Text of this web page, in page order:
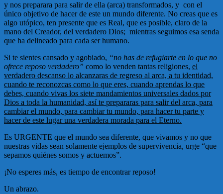
y nos preparara para salir de ella (arca) transformados, y con el
único objetivo de hacer de este un mundo diferente. No creas que es
algo utópico, ten presente que es Real, que es posible, claro de la
mano del Creador, del verdadero Dios; mientras seguimos esa senda
que ha delineado para cada ser humano.
Si te sientes cansado y agobiado, “no has de refugiarte en lo que no
ofrece reposo verdadero” como lo venden tantas religiones, el
verdadero descanso lo alcanzaras de regreso al arca, a tu identidad,
cuando te reconozcas como lo que eres, cuando aprendas lo que
debes, cuando vivas los siete mandamientos universales dados por
Dios a toda la humanidad, así te prepararas para salir del arca, para
cambiar el mundo, para cambiar tu mundo, para hacer tu parte y
hacer de este lugar una verdadera morada para el Eterno.
Es URGENTE que el mundo sea diferente, que vivamos y no que
nuestras vidas sean solamente ejemplos de supervivencia, urge “que
sepamos quiénes somos y actuemos”.
¡No esperes más, es tiempo de encontrar reposo!
Un abrazo.